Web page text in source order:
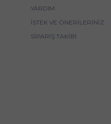
YARDIM
İSTEK VE ÖNERILERINIZ
SIPARIŞ TAKIBI